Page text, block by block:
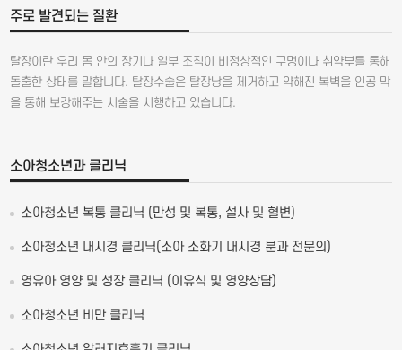
주로 발견되는 질환
탈장이란 우리 몸 안의 장기나 일부 조직이 비정상적인 구멍이나 취약부를 통해
돌출한 상태를 말합니다. 탈장수술은 탈장낭을 제거하고 약해진 복벽을 인공 막
을 통해 보강해주는 시술을 시행하고 있습니다.
소아청소년과 클리닉
소아청소년 복통 클리닉 (만성 및 복통, 설사 및 혈변)
소아청소년 내시경 클리닉(소아 소화기 내시경 분과 전문의)
영유아 영양 및 성장 클리닉 (이유식 및 영양상담)
소아청소년 비만 클리닉